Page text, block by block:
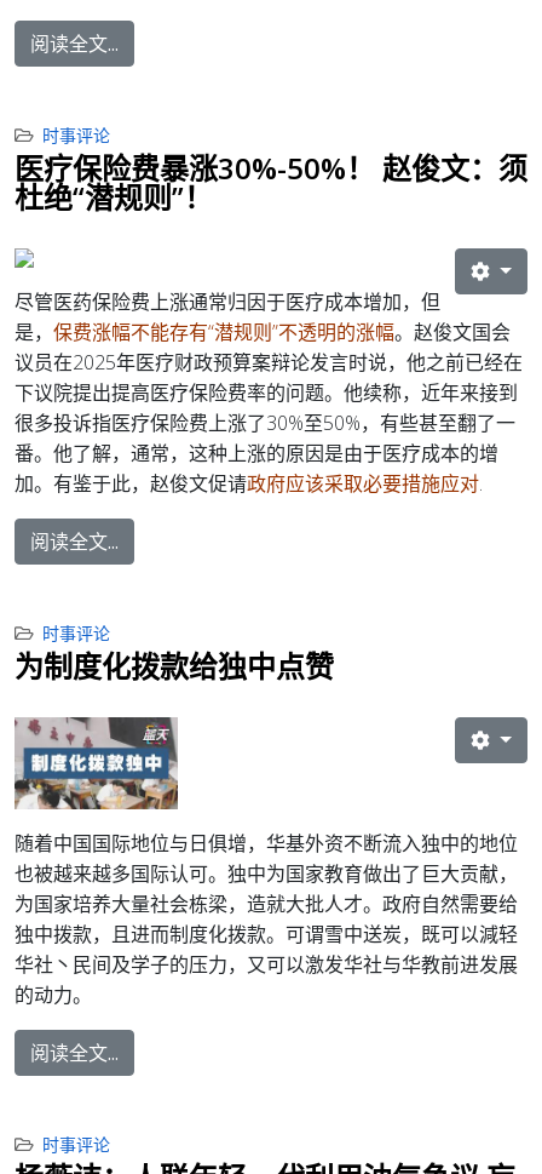
阅读全文...
时事评论
医疗保险费暴涨30%-50%！ 赵俊文：须
杜绝“潜规则”！
尽管医药保险费上涨通常归因于医疗成本增加，但
是， 保费涨幅不能存有“潜规则”不透明的涨幅。 赵俊文国会
议员在2025年医疗财政预算案辩论发言时说，他之前已经在
下议院提出提高医疗保险费率的问题。他续称，近年来接到
很多投诉指医疗保险费上涨了30%至50%，有些甚至翻了一
番。他了解，通常，这种上涨的原因是由于医疗成本的增
加。有鉴于此，赵俊文促请政府应该采取必要措施应对.
阅读全文...
时事评论
为制度化拨款给独中点赞
随着中国国际地位与日俱增，华基外资不断流入独中的地位
也被越来越多国际认可。独中为国家教育做出了巨大贡献，
为国家培养大量社会栋梁，造就大批人才。政府自然需要给
独中拨款，且进而制度化拨款。可谓雪中送炭，既可以減轻
华社丶民间及学子的压力，又可以激发华社与华教前进发展
的动力。
阅读全文...
时事评论